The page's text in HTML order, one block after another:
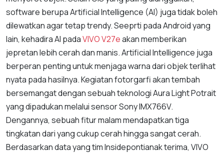
software berupa Artificial Intelligence (AI) juga tidak boleh
dilewatkan agar tetap trendy. Seeprti pada Android yang
lain, kehadira AI padaVIVO V27eakan memberikan
jepretan lebih cerah dan manis. Artificial Intelligence juga
berperan penting untuk menjaga warna dari objek terlihat
nyata pada hasilnya. Kegiatan fotorgarfi akan tembah
bersemangat dengan sebuah teknologi Aura Light Potrait
yang dipadukan melalui sensor Sony IMX766V.
Dengannya, sebuah fitur malam mendapatkan tiga
tingkatan dari yang cukup cerah hingga sangat cerah.
Berdasarkan data yang tim Insidepontianak terima, VIVO